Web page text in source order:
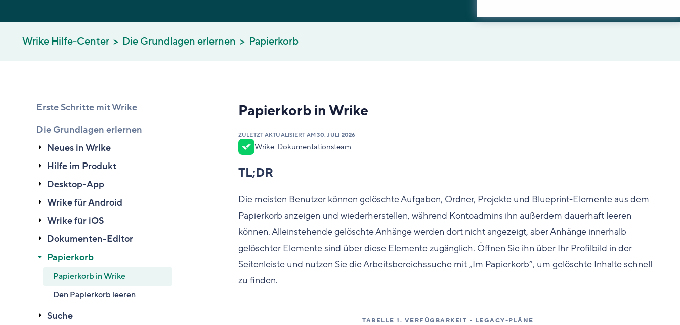
Wrike Hilfe-Center Die Grundlagen erlernen Papierkorb
Erste Schritte mit Wrike
Die Grundlagen erlernen
Neues in Wrike
Hilfe im Produkt
Desktop-App
Wrike für Android
Wrike für iOS
Dokumenten-Editor
Papierkorb
Papierkorb in Wrike
Den Papierkorb leeren
Suche
Papierkorb in Wrike
ZULETZT AKTUALISIERT AM30. JULI 2026
Wrike-Dokumentationsteam
TL;DR
Die meisten Benutzer können gelöschte Aufgaben, Ordner, Projekte und Blueprint-Elemente aus dem
Papierkorb anzeigen und wiederherstellen, während Kontoadmins ihn außerdem dauerhaft leeren
können. Alleinstehende gelöschte Anhänge werden dort nicht angezeigt, aber Anhänge innerhalb
gelöschter Elemente sind über diese Elemente zugänglich. Öffnen Sie ihn über Ihr Profilbild in der
Seitenleiste und nutzen Sie die Arbeitsbereichssuche mit „Im Papierkorb“, um gelöschte Inhalte schnell
zu finden.
TABELLE 1. VERFÜGBARKEIT - LEGACY-PLÄNE